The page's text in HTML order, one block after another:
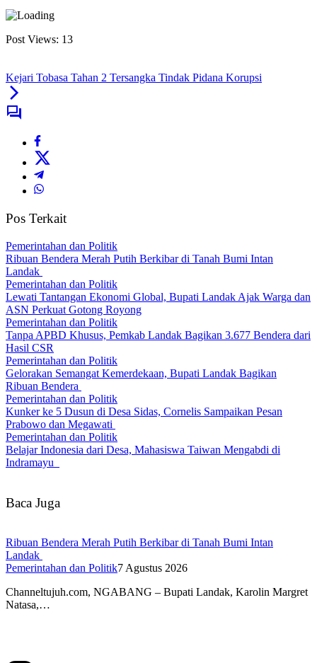
Post Views: 13
Kejari Tobasa Tahan 2 Tersangka Tindak Pidana Korupsi
Pos Terkait
Pemerintahan dan Politik
Ribuan Bendera Merah Putih Berkibar di Tanah Bumi Intan
Landak
Pemerintahan dan Politik
Lewati Tantangan Ekonomi Global, Bupati Landak Ajak Warga dan
ASN Perkuat Gotong Royong
Pemerintahan dan Politik
Tanpa APBD Khusus, Pemkab Landak Bagikan 3.677 Bendera dari
Hasil CSR
Pemerintahan dan Politik
Gelorakan Semangat Kemerdekaan, Bupati Landak Bagikan
Ribuan Bendera
Pemerintahan dan Politik
Kunker ke 5 Dusun di Desa Sidas, Cornelis Sampaikan Pesan
Prabowo dan Megawati
Pemerintahan dan Politik
Belajar Indonesia dari Desa, Mahasiswa Taiwan Mengabdi di
Indramayu
Baca Juga
Ribuan Bendera Merah Putih Berkibar di Tanah Bumi Intan
Landak
Pemerintahan dan Politik7 Agustus 2026
Channeltujuh.com, NGABANG – Bupati Landak, Karolin Margret
Natasa,…